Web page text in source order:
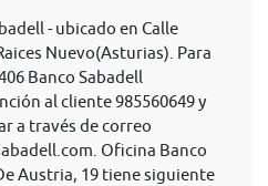
- ubicado en Calle
Nuevo(Asturias). Para
Banco Sabadell
al cliente 985560649 y
a través de correo
. Oficina Banco
Austria, 19 tiene siguiente